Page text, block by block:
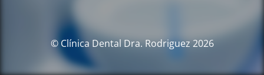
© Clínica Dental Dra. Rodriguez 2026